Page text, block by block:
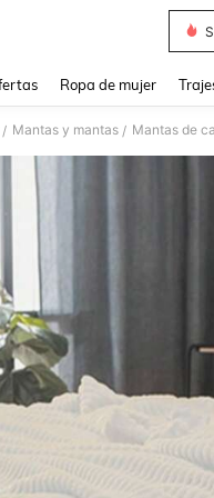
Ropa de mujer
/ Mantas y mantas / Mantas de